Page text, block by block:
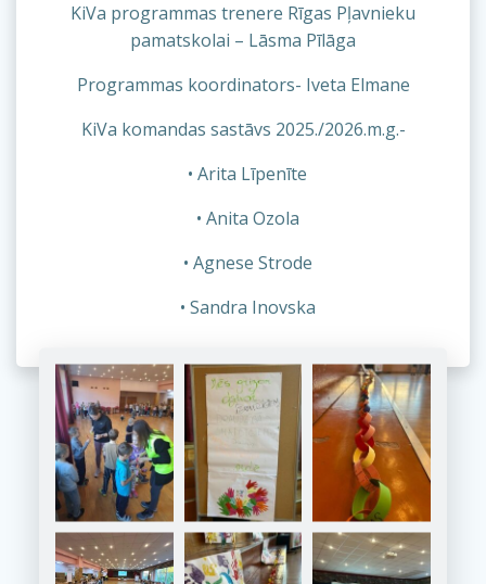
KiVa programmas trenere Rīgas Pļavnieku
pamatskolai – Lāsma Pīlāga
Programmas koordinators- Iveta Elmane
KiVa komandas sastāvs 2025./2026.m.g.-
• Arita Līpenīte
• Anita Ozola
• Agnese Strode
• Sandra Inovska